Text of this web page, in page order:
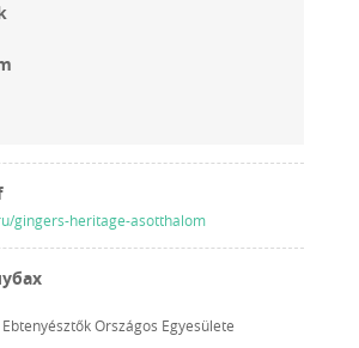
gingers-heritage-asotthalom
Országos Egyesülete